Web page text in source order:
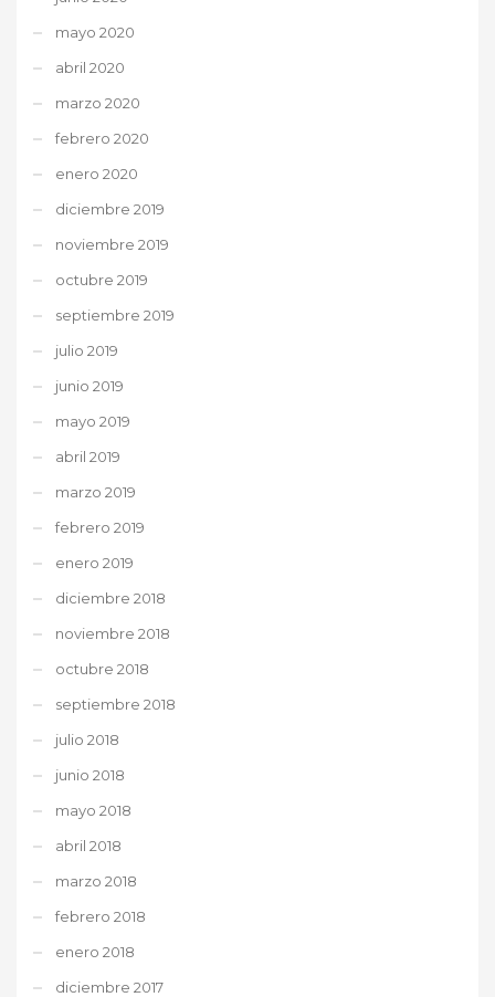
mayo 2020
abril 2020
marzo 2020
febrero 2020
enero 2020
diciembre 2019
noviembre 2019
octubre 2019
septiembre 2019
julio 2019
junio 2019
mayo 2019
abril 2019
marzo 2019
febrero 2019
enero 2019
diciembre 2018
noviembre 2018
octubre 2018
septiembre 2018
julio 2018
junio 2018
mayo 2018
abril 2018
marzo 2018
febrero 2018
enero 2018
diciembre 2017